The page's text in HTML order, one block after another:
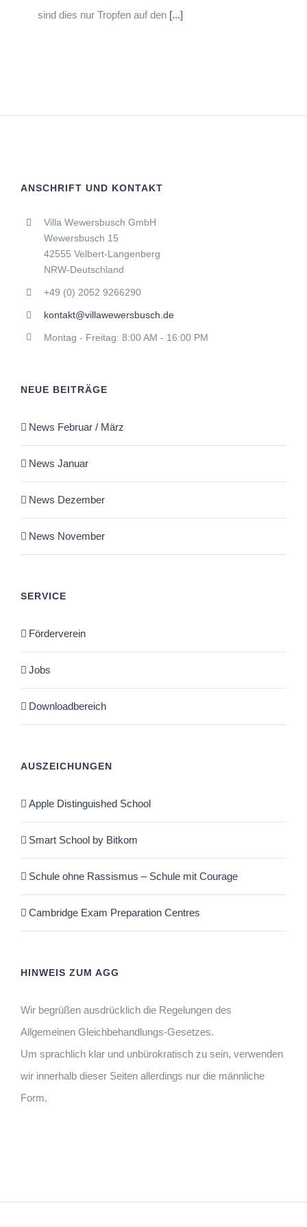
sind dies nur Tropfen auf den [...]
ANSCHRIFT UND KONTAKT
Villa Wewersbusch GmbH
Wewersbusch 15
42555 Velbert-Langenberg
NRW-Deutschland
+49 (0) 2052 9266290
kontakt@villawewersbusch.de
Montag - Freitag: 8:00 AM - 16:00 PM
NEUE BEITRÄGE
News Februar / März
News Januar
News Dezember
News November
SERVICE
Förderverein
Jobs
Downloadbereich
AUSZEICHUNGEN
Apple Distinguished School
Smart School by Bitkom
Schule ohne Rassismus – Schule mit Courage
Cambridge Exam Preparation Centres
HINWEIS ZUM AGG
Wir begrüßen ausdrücklich die Regelungen des
Allgemeinen Gleichbehandlungs-Gesetzes.
Um sprachlich klar und unbürokratisch zu sein, verwenden
wir innerhalb dieser Seiten allerdings nur die männliche
Form.